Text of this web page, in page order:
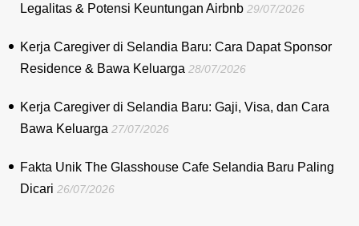
Legalitas & Potensi Keuntungan Airbnb 29/07/2026
Kerja Caregiver di Selandia Baru: Cara Dapat Sponsor
Residence & Bawa Keluarga 28/07/2026
Kerja Caregiver di Selandia Baru: Gaji, Visa, dan Cara
Bawa Keluarga 27/07/2026
Fakta Unik The Glasshouse Cafe Selandia Baru Paling
Dicari 26/07/2026